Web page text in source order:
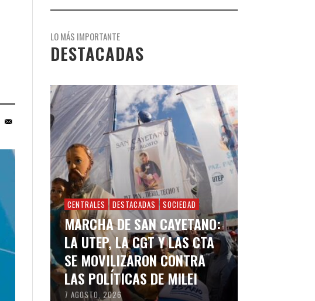
LO MÁS IMPORTANTE
DESTACADAS
CENTRALES DESTACADAS SOCIEDAD
MARCHA DE SAN CAYETANO:
LA UTEP, LA CGT Y LAS CTA
SE MOVILIZARON CONTRA
LAS POLÍTICAS DE MILEI
7 AGOSTO, 2026